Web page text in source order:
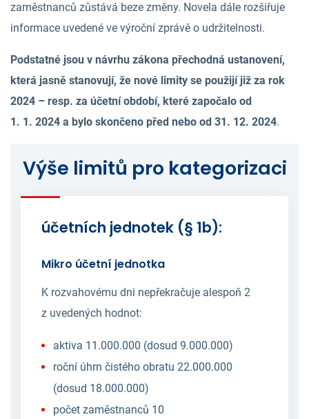
zaměstnanců zůstává beze změny. Novela dále rozšiřuje
informace uvedené ve výroční zprávě o udržitelnosti.
Podstatné jsou v návrhu zákona přechodná ustanovení,
která jasně stanovují, že nové limity se použijí již za rok
2024 – resp. za účetní období, které započalo od
1. 1. 2024 a bylo skončeno před nebo od 31. 12. 2024.
Výše limitů pro kategorizaci
účetních jednotek (§ 1b):
Mikro účetní jednotka
K rozvahovému dni nepřekračuje alespoň 2
z uvedených hodnot:
aktiva 11.000.000 (dosud 9.000.000)
roční úhrn čistého obratu 22.000.000
(dosud 18.000.000)
počet zaměstnanců 10